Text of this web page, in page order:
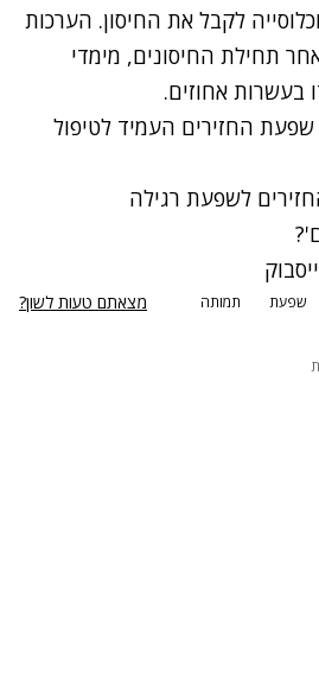
לקבל את החיסון. הערכות
תחילת החיסונים, מימדי
אחוזים.
החזירים העמיד לטיפול
לשפעת רגילה
שפעת תמותה מצאתם טעות לשון?